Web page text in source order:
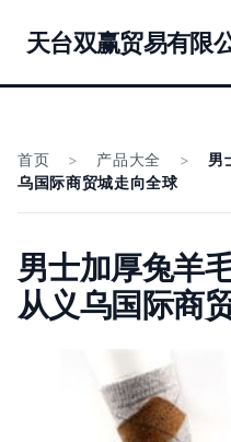
天台双赢贸易有限
首页 > 产品大全 >
男
乌国际商贸城走向全球
男士加厚兔羊
从义乌国际商